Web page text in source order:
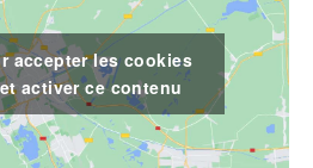
accepter les cookies
activer ce contenu